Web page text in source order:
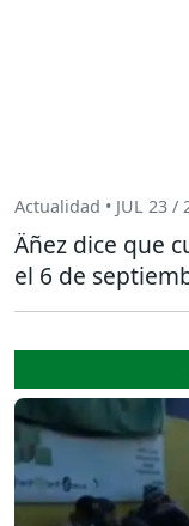
Actualidad • JUL 23 /
Äñez dice que
el 6 de